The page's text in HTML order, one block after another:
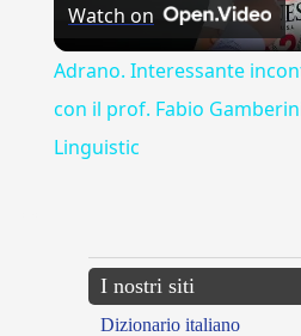
Watch on
Adrano. Interessante
con il prof. Fabio
Linguistic
I nostri siti
Dizionario italiano